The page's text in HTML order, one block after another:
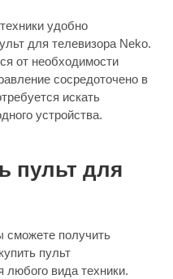
удобно
для телевизора Neko.
от необходимости
сосредоточено в
искать
устройства.
пульт для
сможете получить
пульт
любого вида техники.